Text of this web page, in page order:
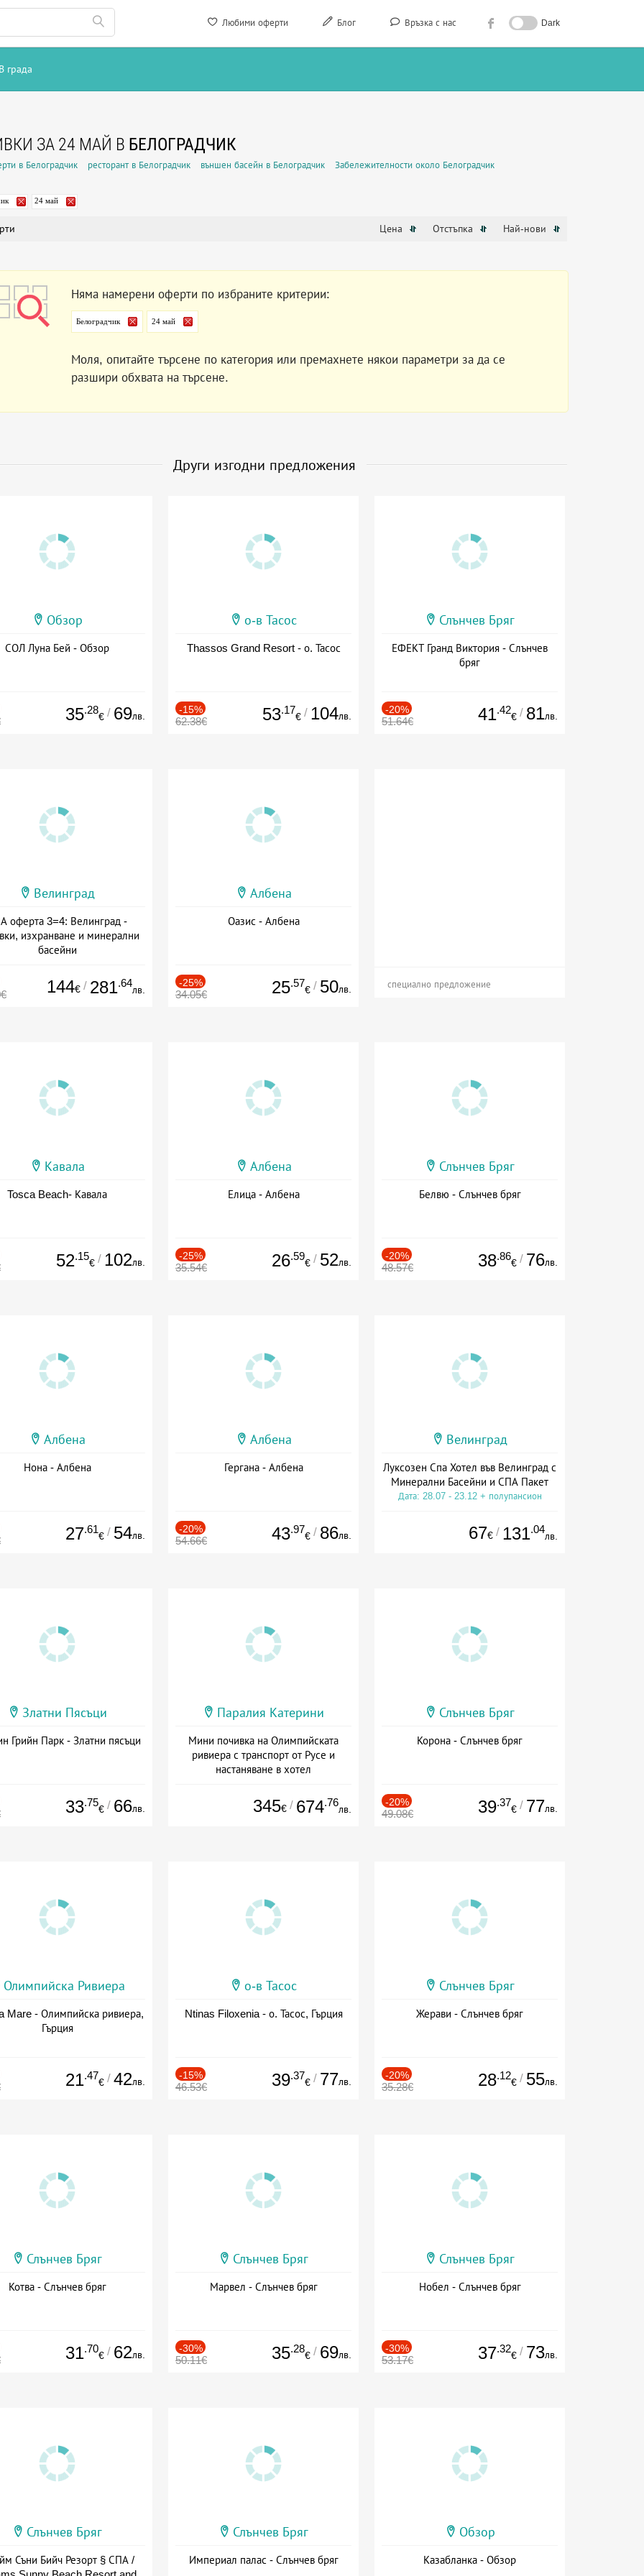
Любими оферти Блог Връзка с нас Dark
В града
ЗА 24 МАЙ В БЕЛОГРАДЧИК
в Белоградчик ресторант в Белоградчик външен басейн в Белоградчик Забележителности около Белоградчик
24 май
Цена Отстъпка Най-нови
Няма намерени оферти по избраните критерии:
Белоградчик 24 май
Моля, опитайте търсене по категория или премахнете някои параметри за да се
разшири обхвата на търсене.
Други изгодни предложения
Обзор
СОЛ Луна Бей - Обзор
35.28
€ / 69лв.
о-в Тасос
Thassos Grand Resort - о. Тасос
-15%
62.38€ 53.17
€ / 104лв.
Слънчев Бряг
ЕФЕКТ Гранд Виктория - Слънчев
бряг
-20%
51.64€ 41.42
€ / 81лв.
Велинград
оферта 3=4: Велинград -
изхранване и минерални
басейни
144€ / 281.64
лв.
Албена
Оазис - Албена
-25%
34.05€ 25.57
€ / 50лв. специално предложение
Кавала
Tosca Beach- Кавала
52.15
€ / 102лв.
Албена
Елица - Албена
-25%
35.54€ 26.59
€ / 52лв.
Слънчев Бряг
Белвю - Слънчев бряг
-20%
48.57€ 38.86
€ / 76лв.
Албена
Нона - Албена
27.61
€ / 54лв.
Албена
Гергана - Албена
-20%
54.66€ 43.97
€ / 86лв.
Велинград
Луксозен Спа Хотел във Велинград с
Минерални Басейни и СПА Пакет
Дата: 28.07 - 23.12 + полупансион
67€ / 131.04
лв.
Златни Пясъци
Грийн Парк - Златни пясъци
33.75
€ / 66лв.
Паралия Катерини
Мини почивка на Олимпийската
ривиера с транспорт от Русе и
настаняване в хотел
345€ / 674.76
лв.
Слънчев Бряг
Корона - Слънчев бряг
-20%
49.08€ 39.37
€ / 77лв.
Олимпийска Ривиера
Mare - Олимпийска ривиера,
Гърция
21.47
€ / 42лв.
о-в Тасос
Ntinas Filoxenia - о. Тасос, Гърция
-15%
46.53€ 39.37
€ / 77лв.
Слънчев Бряг
Жерави - Слънчев бряг
-20%
35.28€ 28.12
€ / 55лв.
Слънчев Бряг
Котва - Слънчев бряг
31.70
€ / 62лв.
Слънчев Бряг
Марвел - Слънчев бряг
-30%
50.11€ 35.28
€ / 69лв.
Слънчев Бряг
Нобел - Слънчев бряг
-30%
53.17€ 37.32
€ / 73лв.
Слънчев Бряг
Съни Бийч Резорт § СПА /
Слънчев Бряг
Империал палас - Слънчев бряг
Обзор
Казабланка - Обзор